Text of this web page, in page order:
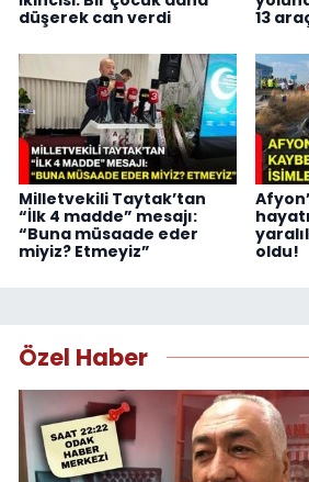
düşerek can verdi
13
Milletvekili Taytak’tan
“İlk 4 madde” mesajı:
“Buna müsaade eder
miyiz? Etmeyiz”
oldu!
Özel Haber